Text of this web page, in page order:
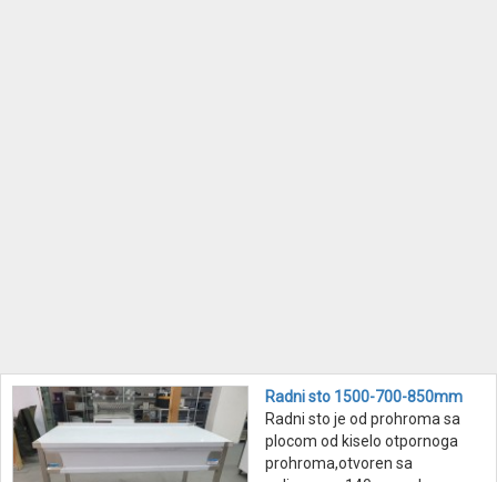
Radni sto 1500-700-850mm
Radni sto je od prohroma sa
plocom od kiselo otpornoga
prohroma,otvoren sa